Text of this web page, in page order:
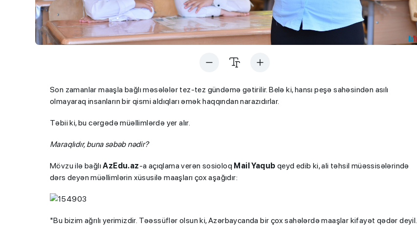
Son zamanlar maaşla bağlı məsələlər tez-tez gündəmə gətirilir. Belə ki, hansı peşə sahəsindən asılı
olmayaraq insanların bir qismi aldıqları əmək haqqından narazıdırlar.
Təbii ki, bu cərgədə müəllimlərdə yer alır.
Maraqlıdır, buna səbəb nədir?
Mövzu ilə bağlıAzEdu.az-a açıqlama verən sosioloq Mail Yaqub qeyd edib ki, ali təhsil müəssisələrində
dərs deyən müəllimlərin xüsusilə maaşları çox aşağıdır:
"Bu bizim ağrılı yerimizdir. Təəssüflər olsun ki, Azərbaycanda bir çox sahələrdə maaşlar kifayət qədər deyil.